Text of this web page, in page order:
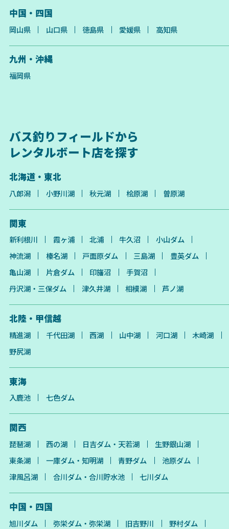
中国・四国
岡山県 山口県 徳島県 愛媛県 高知県
九州・沖縄
福岡県
バス釣りフィールドから
レンタルボート店を探す
北海道・東北
八郎潟 小野川湖 秋元湖 桧原湖 曽原湖
関東
新利根川 霞ヶ浦 北浦 牛久沼
小山ダム
神流湖
榛名湖 戸面原ダム 三島湖
豊英ダム
亀山湖
片倉ダム 印旛沼
手賀沼
丹沢湖・三保ダム
津久井湖 相模湖 芦ノ湖
北陸・甲信越
精進湖 千代田湖 西湖 山中湖 河口湖
木崎湖
野尻湖
東海
入鹿池 七色ダム
関西
琵琶湖 西の湖 日吉ダム・天若湖
生野銀山湖
東条湖
一庫ダム・知明湖 青野ダム
池原ダム
津風呂湖
合川ダム・合川貯水池 七川ダム
中国・四国
旭川ダム 弥栄ダム・弥栄湖 旧吉野川
野村ダム